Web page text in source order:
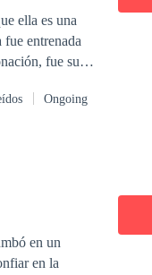
ella es una
entrenada
fue su
para
venganza
Ongoing
en un
en la